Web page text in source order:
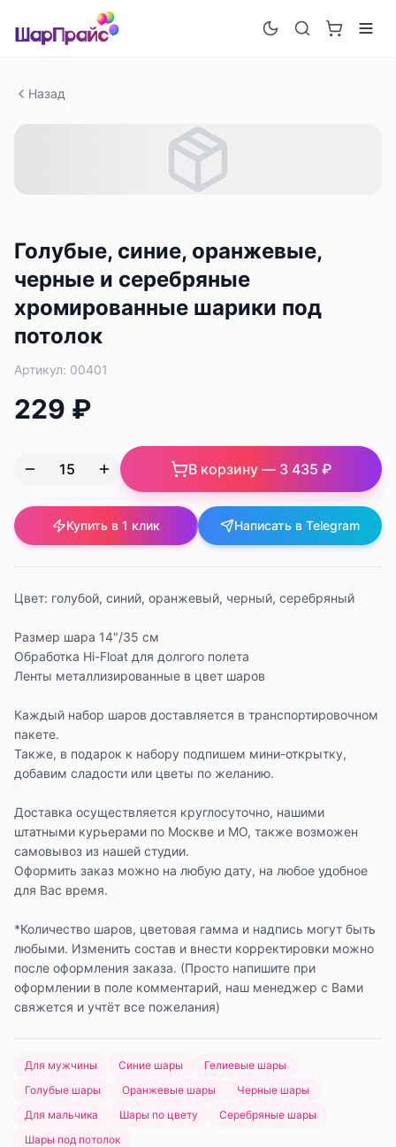
Назад
Голубые, синие, оранжевые,
черные и серебряные
хромированные шарики под
потолок
Артикул: 00401
229 ₽
В корзину — 3 435 ₽
Купить в 1 клик Написать в Telegram
Цвет: голубой, синий, оранжевый, черный, серебряный
Размер шара 14″/35 см
Обработка Hi-Float для долгого полета
Ленты металлизированные в цвет шаров
Каждый набор шаров доставляется в транспортировочном
пакете.
Также, в подарок к набору подпишем мини-открытку,
добавим сладости или цветы по желанию.
Доставка осуществляется круглосуточно, нашими
штатными курьерами по Москве и МО, также возможен
самовывоз из нашей студии.
Оформить заказ можно на любую дату, на любое удобное
для Вас время.
*Количество шаров, цветовая гамма и надпись могут быть
любыми. Изменить состав и внести корректировки можно
после оформления заказа. (Просто напишите при
оформлении в поле комментарий, наш менеджер с Вами
свяжется и учтёт все пожелания)
Для мужчины Синие шары
Гелиевые шары
Голубые шары
Оранжевые шары
Черные шары
Для мальчика
Шары по цвету
Серебряные шары
Шары под потолок